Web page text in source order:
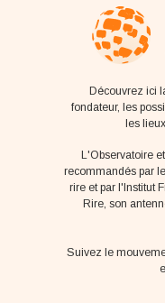
Découvrez ici
fondateur, les
les
L'Observatoire
recommandés par
rire et par l'Institut
Rire, son
Suivez le